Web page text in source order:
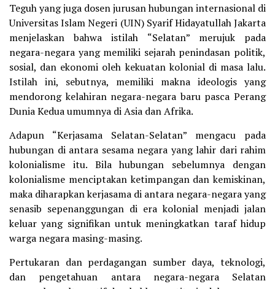
Teguh yang juga dosen jurusan hubungan internasional di
Universitas Islam Negeri (UIN) Syarif Hidayatullah Jakarta
menjelaskan bahwa istilah “Selatan” merujuk pada
negara-negara yang memiliki sejarah penindasan politik,
sosial, dan ekonomi oleh kekuatan kolonial di masa lalu.
Istilah ini, sebutnya, memiliki makna ideologis yang
mendorong kelahiran negara-negara baru pasca Perang
Dunia Kedua umumnya di Asia dan Afrika.
Adapun “Kerjasama Selatan-Selatan” mengacu pada
hubungan di antara sesama negara yang lahir dari rahim
kolonialisme itu. Bila hubungan sebelumnya dengan
kolonialisme menciptakan ketimpangan dan kemiskinan,
maka diharapkan kerjasama di antara negara-negara yang
senasib sepenanggungan di era kolonial menjadi jalan
keluar yang signifikan untuk meningkatkan taraf hidup
warga negara masing-masing.
Pertukaran dan perdagangan sumber daya, teknologi,
dan pengetahuan antara negara-negara Selatan